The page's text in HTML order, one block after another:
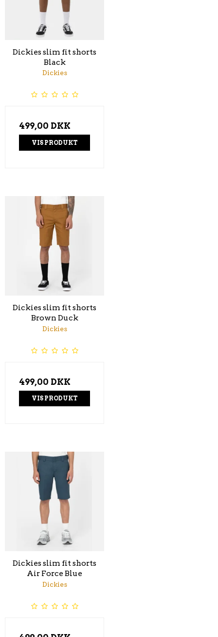
Dickies slim fit shorts
Black
Dickies
499,00 DKK
VIS PRODUKT
Dickies slim fit shorts
Brown Duck
Dickies
499,00 DKK
VIS PRODUKT
Dickies slim fit shorts
Air Force Blue
Dickies